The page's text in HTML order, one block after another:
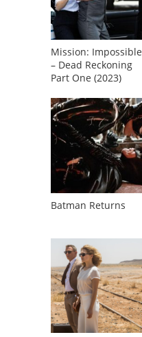
Mission: Impossible
– Dead Reckoning
Part One (2023)
Batman Returns